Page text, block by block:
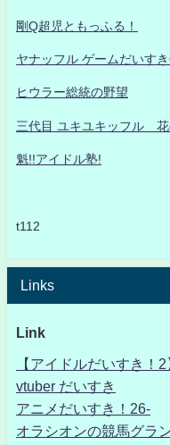
剛Q超児ともっふる！
ヤナッフル ゲームだいす
ヒウラー総統の野望
三代目 ユキユキッフル 花
魁!!アイドル塾!
t112
Links
Link
【アイドルだいすき！
vtuber だいすき
アニメだいすき！26-
オラシオンの競馬グラ